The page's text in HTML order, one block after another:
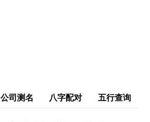
公司测名 八字配对 五行查询